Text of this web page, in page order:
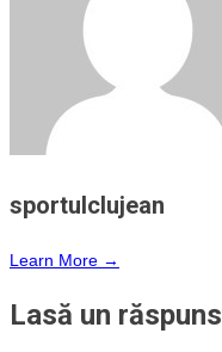
sportulclujean
Learn More →
Lasă un răspuns